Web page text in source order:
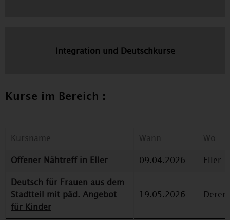
Integration und Deutschkurse
Kurse im Bereich :
Kursname Wann
Wo
Offener Nähtreff in Eller
09.04.2026
Eller
Deutsch für Frauen aus dem
Stadtteil mit päd. Angebot
für Kinder
19.05.2026